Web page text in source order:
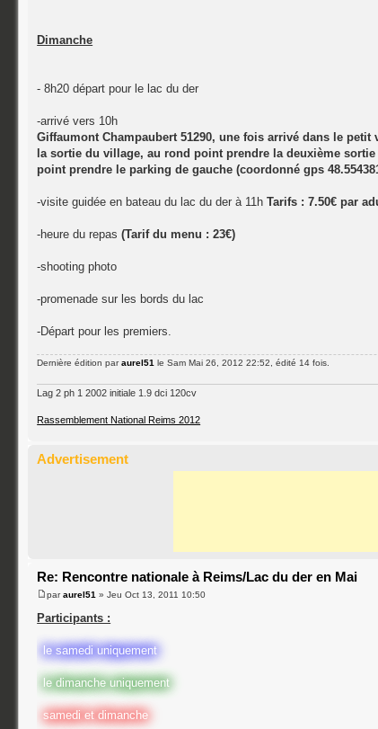
Dimanche
- 8h20 départ pour le lac du der
-arrivé vers 10h
Giffaumont Champaubert 51290, une fois arrivé dans le
la sortie du village, au rond point prendre la deuxième
point prendre le parking de gauche (coordonné gps
-visite guidée en bateau du lac du der à 11hTarifs : 7.50€ par
-heure du repas(Tarif du menu : 23€)
-shooting photo
-promenade sur les bords du lac
-Départ pour les premiers.
Dernière édition paraurel51 le Sam Mai 26, 2012 22:52, édité 14 fois.
Lag 2 ph 1 2002 initiale 1.9 dci 120cv
Rassemblement National Reims 2012
Advertisement
Re: Rencontre nationale à Reims/Lac du der en Mai
paraurel51 » Jeu Oct 13, 2011 10:50
Participants :
le samedi uniquement
le dimanche uniquement
samedi et dimanche